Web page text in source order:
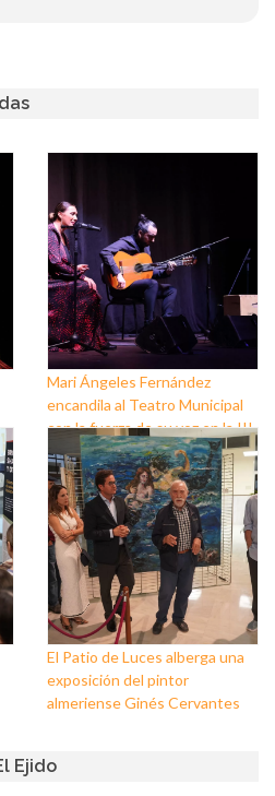
Mari Ángeles Fernández
encandila al Teatro Municipal
con la fuerza de su voz en la III
Semana del Flamenco
El Patio de Luces alberga una
exposición del pintor
almeriense Ginés Cervantes
Ejido